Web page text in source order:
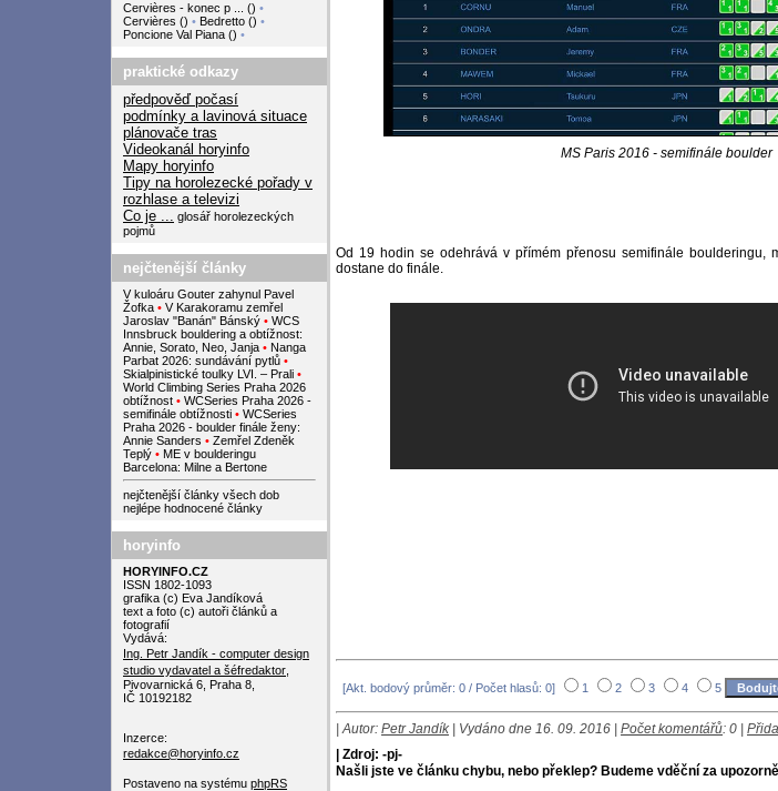
Cervières - konec p ... () •
Cervières () • Bedretto () •
Poncione Val Piana () •
praktické odkazy
předpověď počasí
podmínky a lavinová situace
plánovače tras
Videokanál horyinfo
Mapy horyinfo
Tipy na horolezecké pořady v
rozhlase a televizi
Co je ... glosář horolezeckých
pojmů
nejčtenější články
V kuloáru Gouter zahynul Pavel
Žofka • V Karakoramu zemřel
Jaroslav "Banán" Bánský • WCS
Innsbruck bouldering a obtížnost:
Annie, Sorato, Neo, Janja • Nanga
Parbat 2026: sundávání pytlů •
Skialpinistické toulky LVI. – Prali •
World Climbing Series Praha 2026
obtížnost • WCSeries Praha 2026 -
semifinále obtížnosti • WCSeries
Praha 2026 - boulder finále ženy:
Annie Sanders • Zemřel Zdeněk
Teplý • ME v boulderingu
Barcelona: Milne a Bertone
nejčtenější články všech dob
nejlépe hodnocené články
horyinfo
HORYINFO.CZ
ISSN 1802-1093
grafika (c) Eva Jandíková
text a foto (c) autoři článků a
fotografií
Vydává:
Ing. Petr Jandík - computer design
studio vydavatel a šéfredaktor
Pivovarnická 6, Praha 8,
IČ 10192182
Inzerce:
redakce@horyinfo.cz
Postaveno na systému phpRS
MS Paris 2016 - semifinále boulder
Od 19 hodin se odehrává v přímém přenosu semifinále boulderingu,
dostane do finále.
[Akt. bodový průměr: 0 / Počet hlasů: 0] 1 2 3 4 5
| Autor: Petr Jandík | Vydáno dne 16. 09. 2016 | Počet komentářů: 0 |
| Zdroj: -pj-
Našli jste ve článku chybu, nebo překlep? Budeme vděční za